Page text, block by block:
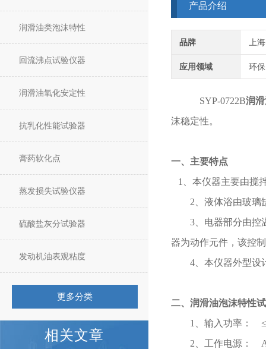
润滑油类泡沫特性
回流沸点试验仪器
润滑油氧化安定性
抗乳化性能试验器
膏药软化点
蒸发损失试验仪器
硫酸盐灰分试验器
发动机油表观粘度
更多分类
相关文章
产品介绍
品牌 上
应用领域 环
SYP-0722B润
沫稳定性。
一、主要特点
1、本仪器主要由搅
2 、液体浴由玻
3 、电器部分由
器为动作元件，该控
4 、本仪器外型
二、 润滑油泡沫特性
1
、输入功率： ≤
2 、工作电源：